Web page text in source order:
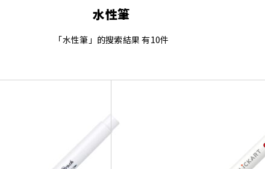
水性筆
「水性筆」的搜索結果 有10件